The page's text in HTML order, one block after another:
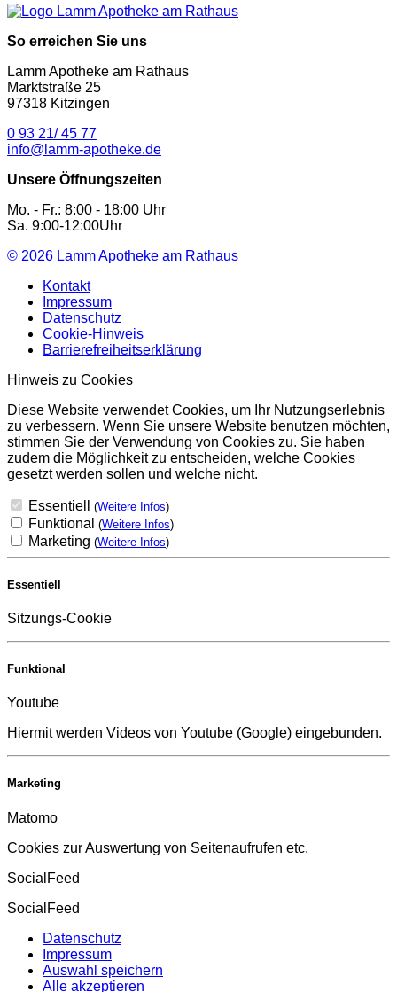
So erreichen Sie uns
Lamm Apotheke am Rathaus
Marktstraße 25
97318 Kitzingen
0 93 21/ 45 77
info@lamm-apotheke.de
Unsere Öffnungszeiten
Mo. - Fr.: 8:00 - 18:00 Uhr
Sa. 9:00-12:00Uhr
© 2026 Lamm Apotheke am Rathaus
Kontakt
Impressum
Datenschutz
Cookie-Hinweis
Barrierefreiheitserklärung
Hinweis zu Cookies
Diese Website verwendet Cookies, um Ihr Nutzungserlebnis
zu verbessern. Wenn Sie unsere Website benutzen möchten,
stimmen Sie der Verwendung von Cookies zu. Sie haben
zudem die Möglichkeit zu entscheiden, welche Cookies
gesetzt werden sollen und welche nicht.
Essentiell (Weitere Infos)
Funktional (Weitere Infos)
Marketing (Weitere Infos)
Essentiell
Sitzungs-Cookie
Funktional
Youtube
Hiermit werden Videos von Youtube (Google) eingebunden.
Marketing
Matomo
Cookies zur Auswertung von Seitenaufrufen etc.
SocialFeed
SocialFeed
Datenschutz
Impressum
Auswahl speichern
Alle akzeptieren